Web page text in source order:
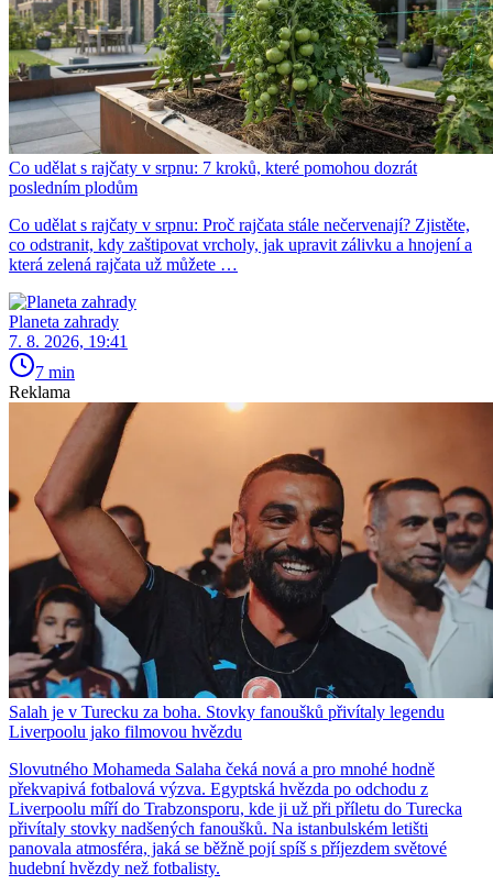
Co udělat s rajčaty v srpnu: 7 kroků, které pomohou dozrát
posledním plodům
Co udělat s rajčaty v srpnu: Proč rajčata stále nečervenají? Zjistěte,
co odstranit, kdy zaštipovat vrcholy, jak upravit zálivku a hnojení a
která zelená rajčata už můžete …
Planeta zahrady
7. 8. 2026, 19:41
7 min
Reklama
Salah je v Turecku za boha. Stovky fanoušků přivítaly legendu
Liverpoolu jako filmovou hvězdu
Slovutného Mohameda Salaha čeká nová a pro mnohé hodně
překvapivá fotbalová výzva. Egyptská hvězda po odchodu z
Liverpoolu míří do Trabzonsporu, kde ji už při příletu do Turecka
přivítaly stovky nadšených fanoušků. Na istanbulském letišti
panovala atmosféra, jaká se běžně pojí spíš s příjezdem světové
hudební hvězdy než fotbalisty.